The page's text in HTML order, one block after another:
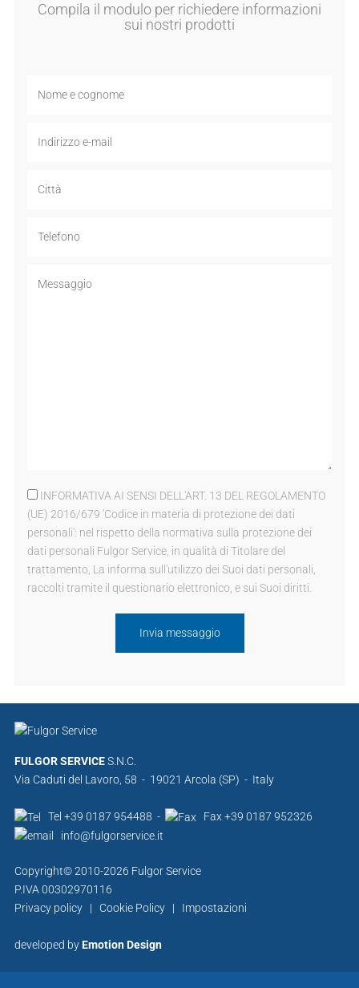
Compila il modulo per richiedere informazioni
sui nostri prodotti
INFORMATIVA AI SENSI DELL'ART. 13 DEL REGOLAMENTO
(UE) 2016/679 'Codice in materia di protezione dei dati
personali': nel rispetto della normativa sulla protezione dei
dati personali Fulgor Service, in qualità di Titolare del
trattamento, La informa sull'utilizzo dei Suoi dati personali,
raccolti tramite il questionario elettronico, e sui Suoi diritti.
FULGOR SERVICES.N.C.
Via Caduti del Lavoro, 58 - 19021 Arcola (SP) - Italy
Tel +39 0187 954488 -
Fax +39 0187 952326
info@fulgorservice.it
Copyright© 2010-2026 Fulgor Service
P.IVA 00302970116
Privacy policy| Cookie Policy| Impostazioni
developed byEmotion Design